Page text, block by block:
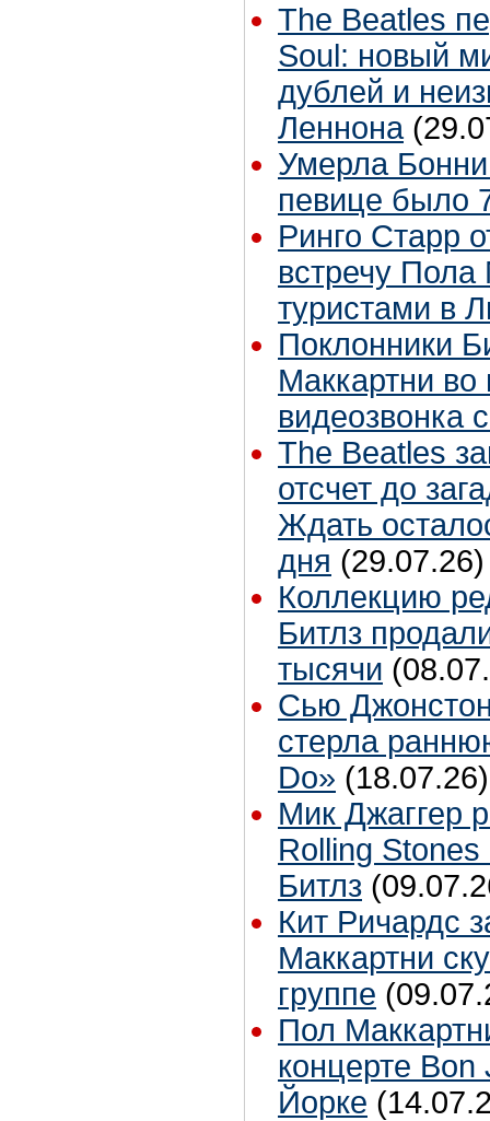
The Beatles
Soul: новый
дублей и
Леннона
Умерла
певице было
Ринго Старр
встречу Пола
туристами в
Поклонники
Маккартни во
видеозвонка
The Beatles
отсчет до
Ждать
дня (29.07.26)
Коллекцию
Битлз
тысячи
Сью
стерла
Do» (18.07.26)
Мик Джаггер
Rolling Stones
Битлз
Кит Ричардс
Маккартни
группе
Пол
концерте
Йорке